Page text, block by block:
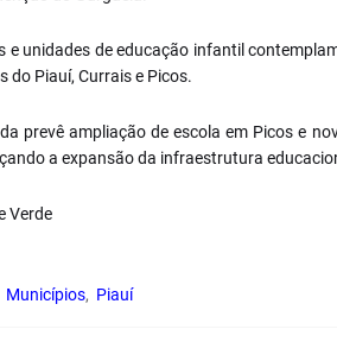
e unidades de educação infantil
do Piauí, Currais e Picos.
prevê ampliação de escola em Picos e
a expansão da infraestrutura
Verde
Municípios Piauí